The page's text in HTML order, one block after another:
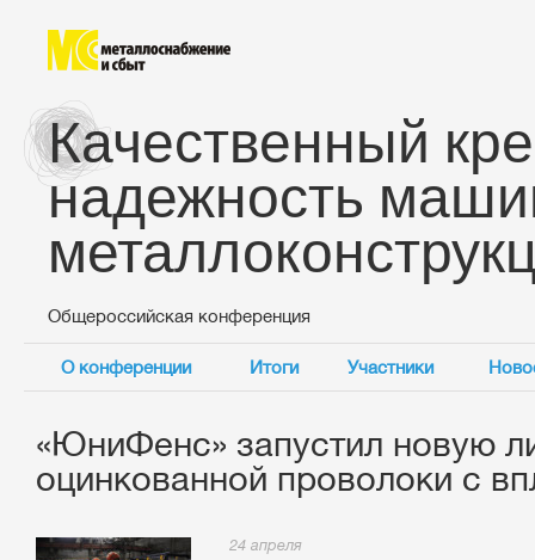
Качественный
надежность
Общероссийская конференция
О конференции Итоги Участники
«ЮниФенс» запустил новую
оцинкованной проволоки с
24 апреля